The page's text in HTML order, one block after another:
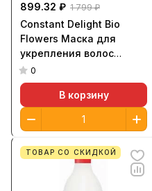
899.32 ₽ 1 799 ₽
Constant Delight Bio
Flowers Маска для
укрепления волос
1000мл
0
В корзину
ТОВАР СО СКИДКОЙ